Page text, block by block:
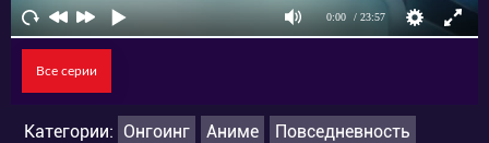
Все серии
Категории: Онгоинг Аниме
Повседневность